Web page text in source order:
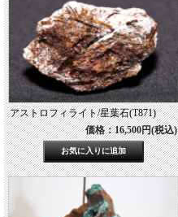
アストロフィライト/星葉石(T871)
価格：16,500円(税込)